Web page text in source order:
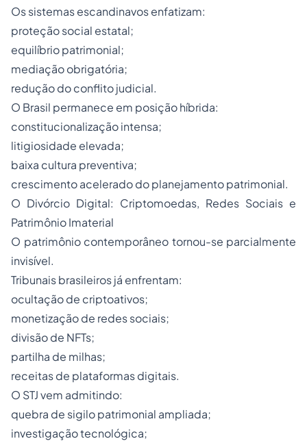
Os sistemas escandinavos enfatizam:
proteção social estatal;
equilíbrio patrimonial;
mediação obrigatória;
redução do conflito judicial.
O Brasil permanece em posição híbrida:
constitucionalização intensa;
litigiosidade elevada;
baixa cultura preventiva;
crescimento acelerado do planejamento patrimonial.
O Divórcio Digital: Criptomoedas, Redes Sociais e
Patrimônio Imaterial
O patrimônio contemporâneo tornou-se parcialmente
invisível.
Tribunais brasileiros já enfrentam:
ocultação de criptoativos;
monetização de redes sociais;
divisão de NFTs;
partilha de milhas;
receitas de plataformas digitais.
O STJ vem admitindo:
quebra de sigilo patrimonial ampliada;
investigação tecnológica;